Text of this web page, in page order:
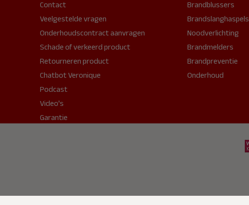
Contact
Veelgestelde vragen
Onderhoudscontract aanvragen
Schade of verkeerd product
Retourneren product
Chatbot Veronique
Podcast
Video's
Garantie
Brandblussers
Brandslanghaspels
Noodverlichting
Brandmelders
Brandpreventie
Onderhoud